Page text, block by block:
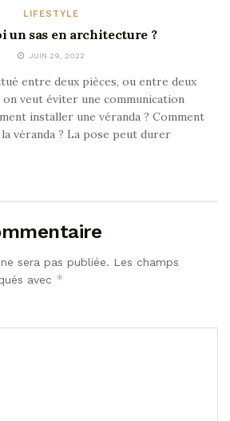
LIFESTYLE
un sas en architecture ?
JUIN 29, 2022
entre deux pièces, ou entre deux
veut éviter une communication
installer une véranda ? Comment
véranda ? La pose peut durer
sera pas publiée. Les champs
avec *